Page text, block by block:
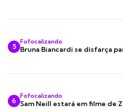
5
Fofocalizando
Bruna Biancardi se disfarça
6
Fofocalizando
Sam Neill estará em filme de